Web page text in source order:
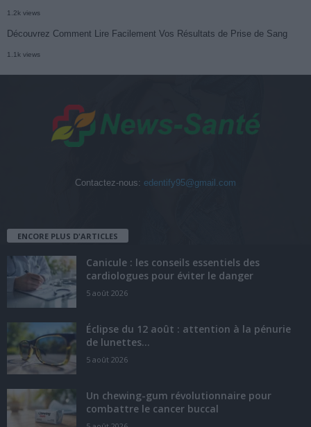
1.2k views
Découvrez Comment Lire Facilement Vos Résultats de Prise de Sang
1.1k views
Contactez-nous: edentify95@gmail.com
ENCORE PLUS D'ARTICLES
Canicule : les conseils essentiels des
cardiologues pour éviter le danger
5 août 2026
Éclipse du 12 août : attention à la pénurie
de lunettes...
5 août 2026
Un chewing-gum révolutionnaire pour
combattre le cancer buccal